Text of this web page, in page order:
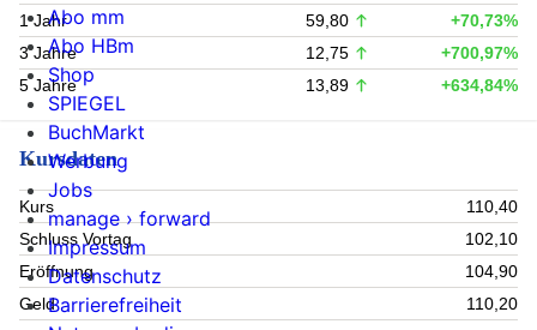
1 Jahr
59,80
+70,73%
3 Jahre
12,75
+700,97%
5 Jahre
13,89 +634,84%
Kursdaten
Kurs
110,40
Schluss Vortag
102,10
Eröffnung
104,90
Geld
110,20
Abo mm
Abo HBm
Shop
SPIEGEL
BuchMarkt
Werbung
Jobs
manage › forward
Impressum
Datenschutz
Barrierefreiheit